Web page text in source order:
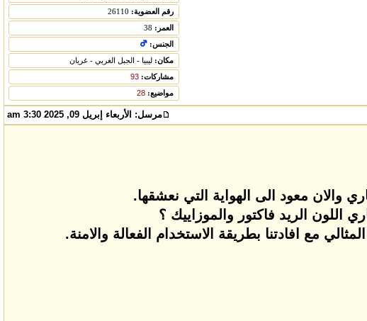
رقم العضوية:
العمر:
الجنس:
مكان: ليبيا - الجبل الغربي - غريان
مشاركات: 93
مواضيع: 28
مرسل: الأربعاء إبريل 09, 2025 3:30 am
والان معود الى الهواية التي نعشقها.
اللون الريد فاكتور والموزاييك ؟
مع افادتنا بطريقة الاستخدام الفعالة والامنة.